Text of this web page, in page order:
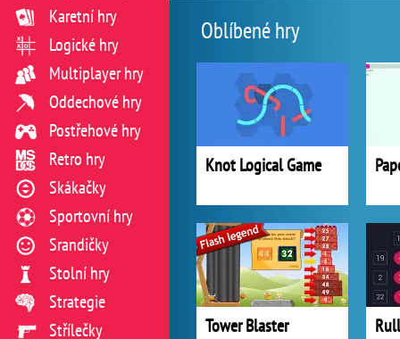
Oblíbené hry
Knot Logical Game
Tower Blaster
Karetní hry
Logické hry
Multiplayer hry
Oddechové hry
Postřehové hry
Retro hry
Skákačky
Sportovní hry
Srandičky
Stolní hry
Strategie
Střílečky